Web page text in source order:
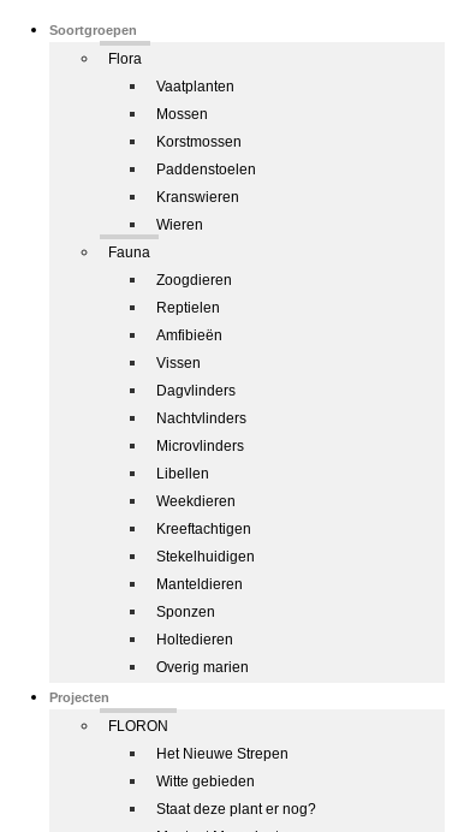
Soortgroepen
Flora
Vaatplanten
Mossen
Korstmossen
Paddenstoelen
Kranswieren
Wieren
Fauna
Zoogdieren
Reptielen
Amfibieën
Vissen
Dagvlinders
Nachtvlinders
Microvlinders
Libellen
Weekdieren
Kreeftachtigen
Stekelhuidigen
Manteldieren
Sponzen
Holtedieren
Overig marien
Projecten
FLORON
Het Nieuwe Strepen
Witte gebieden
Staat deze plant er nog?